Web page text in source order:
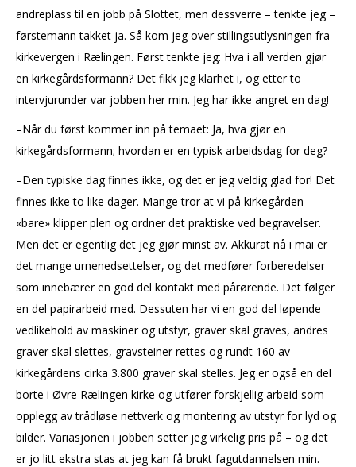
andreplass til en jobb på Slottet, men dessverre – tenkte jeg –
førstemann takket ja. Så kom jeg over stillingsutlysningen fra
kirkevergen i Rælingen. Først tenkte jeg: Hva i all verden gjør
en kirkegårdsformann? Det fikk jeg klarhet i, og etter to
intervjurunder var jobben her min. Jeg har ikke angret en dag!
–Når du først kommer inn på temaet: Ja, hva gjør en
kirkegårdsformann; hvordan er en typisk arbeidsdag for deg?
–Den typiske dag finnes ikke, og det er jeg veldig glad for! Det
finnes ikke to like dager. Mange tror at vi på kirkegården
«bare» klipper plen og ordner det praktiske ved begravelser.
Men det er egentlig det jeg gjør minst av. Akkurat nå i mai er
det mange urnenedsettelser, og det medfører forberedelser
som innebærer en god del kontakt med pårørende. Det følger
en del papirarbeid med. Dessuten har vi en god del løpende
vedlikehold av maskiner og utstyr, graver skal graves, andres
graver skal slettes, gravsteiner rettes og rundt 160 av
kirkegårdens cirka 3.800 graver skal stelles. Jeg er også en del
borte i Øvre Rælingen kirke og utfører forskjellig arbeid som
opplegg av trådløse nettverk og montering av utstyr for lyd og
bilder. Variasjonen i jobben setter jeg virkelig pris på – og det
er jo litt ekstra stas at jeg kan få brukt fagutdannelsen min.